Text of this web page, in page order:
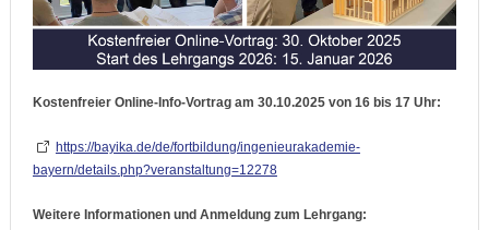
Kostenfreier Online-Info-Vortrag am 30.10.2025 von 16 bis 17 Uhr:
https://bayika.de/de/fortbildung/ingenieurakademie-
bayern/details.php?veranstaltung=12278
Weitere Informationen und Anmeldungzum Lehrgang: